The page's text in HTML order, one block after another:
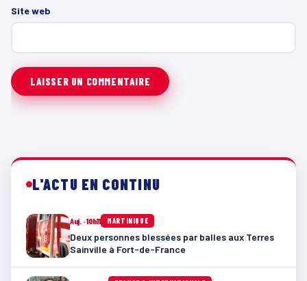
Site web
L'ACTU EN CONTINU
Auj. · 10h11 MARTINIQUE
Deux personnes blessées par balles aux Terres
Sainville à Fort-de-France